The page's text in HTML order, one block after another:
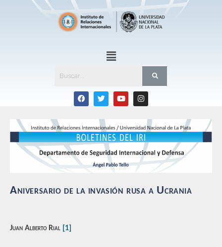
Aniversario de la invasión rusa a Ucrania
Juan Alberto Rial [1]